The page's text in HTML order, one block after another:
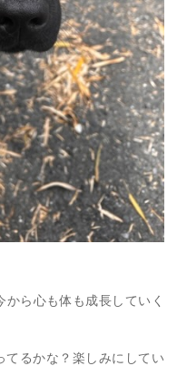
ら心も体も成長していく
てるかな？楽しみにしてい